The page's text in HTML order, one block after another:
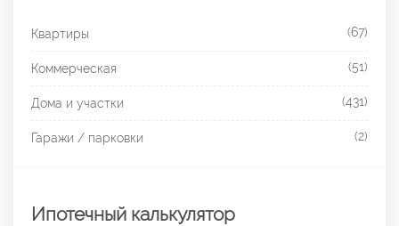
Квартиры (67)
Коммерческая (51)
Дома и участки (431)
Гаражи / парковки (2)
Ипотечный калькулятор